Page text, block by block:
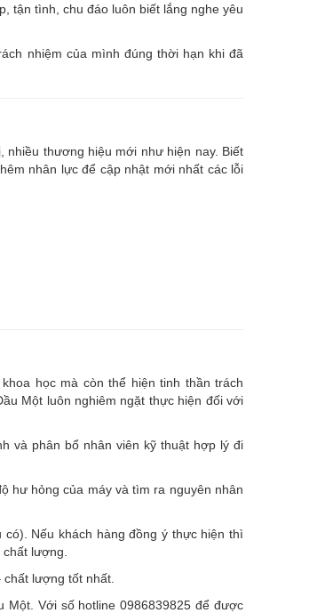
tận tình, chu đáo luôn biết lắng nghe yêu
nhiệm của mình đúng thời hạn khi đã
thương hiệu mới như hiện nay. Biết
nhân lực để cập nhật mới nhất các lỗi
học mà còn thể hiện tinh thần trách
Một luôn nghiêm ngặt thực hiện đối với
và phân bổ nhân viên kỹ thuật hợp lý đi
hư hỏng của máy và tìm ra nguyên nhân
Nếu khách hàng đồng ý thực hiện thì
lượng.
lượng tốt nhất.
Với số hotline 0986839825 để được